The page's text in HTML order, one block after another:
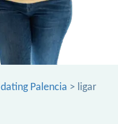
dating Palencia > ligar